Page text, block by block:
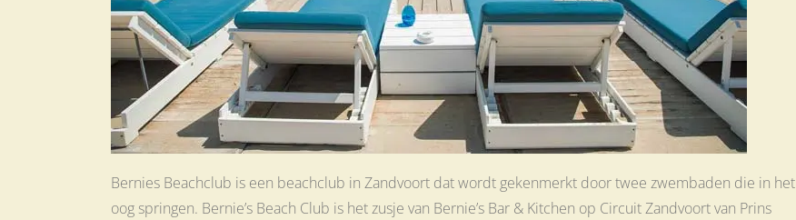
Bernies Beachclub is een beachclub in Zandvoort dat wordt gekenmerkt door twee zwembaden die in het
oog springen. Bernie’s Beach Club is het zusje van Bernie’s Bar & Kitchen op Circuit Zandvoort van Prins